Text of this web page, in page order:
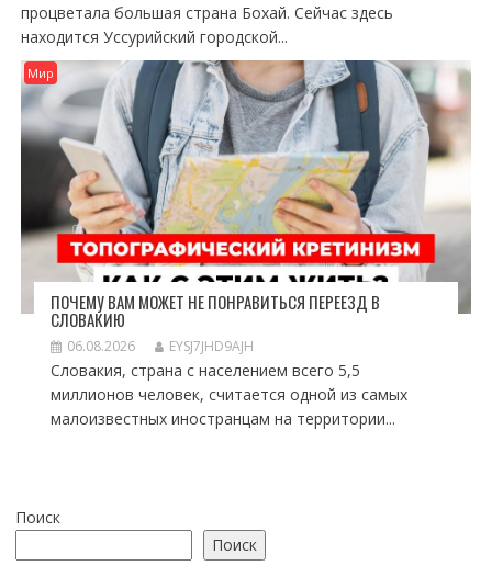
процветала большая страна Бохай. Сейчас здесь
находится Уссурийский городской...
Мир
ПОЧЕМУ ВАМ МОЖЕТ НЕ ПОНРАВИТЬСЯ ПЕРЕЕЗД В
СЛОВАКИЮ
06.08.2026 EYSJ7JHD9AJH
Словакия, страна с населением всего 5,5
миллионов человек, считается одной из самых
малоизвестных иностранцам на территории...
Поиск
Поиск